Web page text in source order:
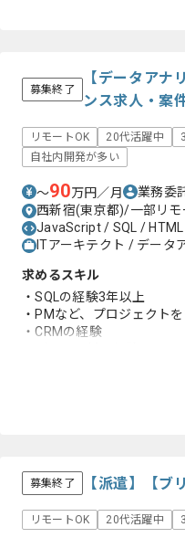
募集終了
【データアナ
ンス求人・案
リモートOK 20代活躍中
自社内開発が多い
〜90万円／月 業務委
西新宿(東京都)/一部リモ
JavaScript / SQL /
ITアーキテクト / データ
求めるスキル
・SQLの経験3年以上
・PMなど、プロジェクト
・CRMの経験
募集終了 【派遣】【
リモートOK 20代活躍中